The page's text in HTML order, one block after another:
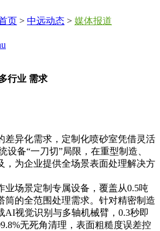
页 > 中远动态 > 媒体报道
行业 需求
差异化需求，定制化喷砂室凭借灵活
设备“一刀切”局限，在重型制造、
，为企业提供全场景表面处理解决方
业场景定制专属设备，覆盖从0.5吨
筒的全范围处理需求。针对精密制造
AI视觉识别与多轴机械臂，0.3秒即
无死角清理，表面粗糙度误差控